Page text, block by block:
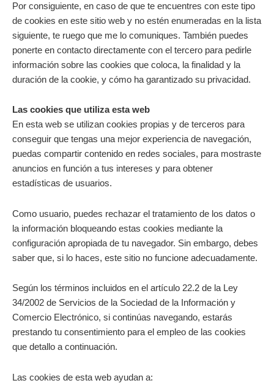
Por consiguiente, en caso de que te encuentres con este tipo
de cookies en este sitio web y no estén enumeradas en la lista
siguiente, te ruego que me lo comuniques. También puedes
ponerte en contacto directamente con el tercero para pedirle
información sobre las cookies que coloca, la finalidad y la
duración de la cookie, y cómo ha garantizado su privacidad.
Las cookies que utiliza esta web
En esta web se utilizan cookies propias y de terceros para
conseguir que tengas una mejor experiencia de navegación,
puedas compartir contenido en redes sociales, para mostraste
anuncios en función a tus intereses y para obtener
estadísticas de usuarios.
Como usuario, puedes rechazar el tratamiento de los datos o
la información bloqueando estas cookies mediante la
configuración apropiada de tu navegador. Sin embargo, debes
saber que, si lo haces, este sitio no funcione adecuadamente.
Según los términos incluidos en el artículo 22.2 de la Ley
34/2002 de Servicios de la Sociedad de la Información y
Comercio Electrónico, si continúas navegando, estarás
prestando tu consentimiento para el empleo de las cookies
que detallo a continuación.
Las cookies de esta web ayudan a: